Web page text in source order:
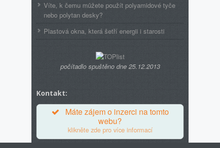
Víte, k čemu můžete použít polyamidové tyče
nebo polytan desky?
Plastová okna, která šetří energii i starosti
počítadlo spuštěno dne 25.12.2013
Kontakt:
Máte zájem o inzerci na tomto
webu?
klikněte zde pro více informací